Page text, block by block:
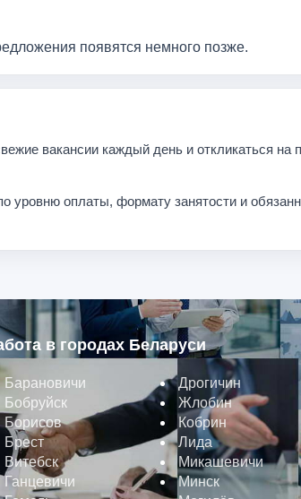
появятся немного позже.
вакансии каждый день и откликаться
уровню оплаты, формату занятости и
в городах Беларуси
Барановичи
Бобруйск
Борисов
Брест
Витебск
Ганцевичи
Дрогичин
Жлобин
Кобрин
Лида
Микашевичи
Минск